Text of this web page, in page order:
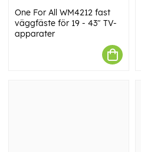
One For All WM4212 fast
väggfäste för 19 - 43" TV-
apparater